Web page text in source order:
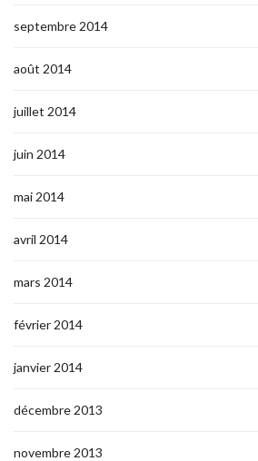
septembre 2014
août 2014
juillet 2014
juin 2014
mai 2014
avril 2014
mars 2014
février 2014
janvier 2014
décembre 2013
novembre 2013